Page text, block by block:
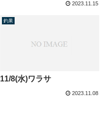
2023.11.15
釣果
11/8(水)ワラサ
2023.11.08